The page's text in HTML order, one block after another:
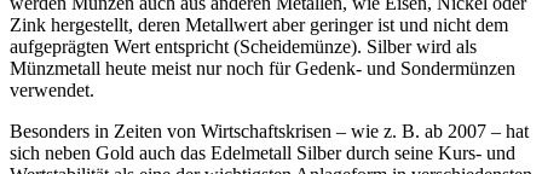
Zink hergestellt, deren Metallwert aber geringer ist und nicht dem
aufgeprägten Wert entspricht (Scheidemünze). Silber wird als
Münzmetall heute meist nur noch für Gedenk- und Sondermünzen
verwendet.
Besonders in Zeiten von Wirtschaftskrisen – wie z. B. ab 2007 – hat
sich neben Gold auch das Edelmetall Silber durch seine Kurs- und